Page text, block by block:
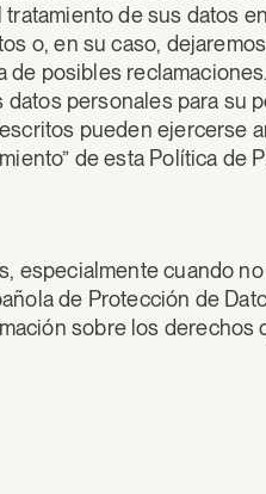
de sus datos
o, en su caso,
de posibles reclamaciones.
personales para su
pueden ejercerse
de esta Política de
especialmente cuando
de Protección de
sobre los